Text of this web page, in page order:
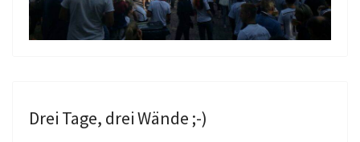
Drei Tage, drei Wände ;-)